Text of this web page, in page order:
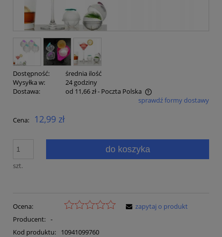
Dostępność:
średnia ilość
Wysyłka w:
24 godziny
Dostawa:
od 11,66 zł- Poczta Polska
Cena nie zawiera ewentualnych kosztów płatnościsprawdź formy dostawy
Cena: 12,99 zł
szt.
do koszyka
Ocena:
Producent: -
Kod produktu:
10941099760
zapytaj o produkt